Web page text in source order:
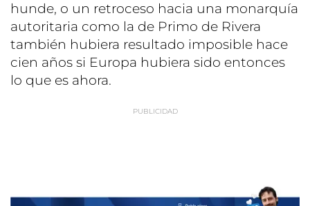
hunde, o un retroceso hacia una monarquía
autoritaria como la de Primo de Rivera
también hubiera resultado imposible hace
cien años si Europa hubiera sido entonces
lo que es ahora.